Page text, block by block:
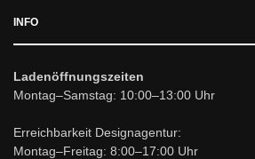
INFO
Ladenöffnungszeiten
Montag–Samstag: 10:00–13:00 Uhr
Erreichbarkeit Designagentur:
Montag–Freitag: 8:00–17:00 Uhr